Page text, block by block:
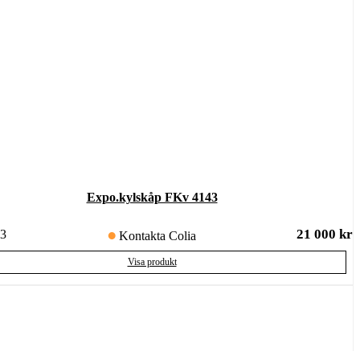
Expo.kylskåp FKv 4143
Kontakta Colia 21 000 kr
Visa produkt